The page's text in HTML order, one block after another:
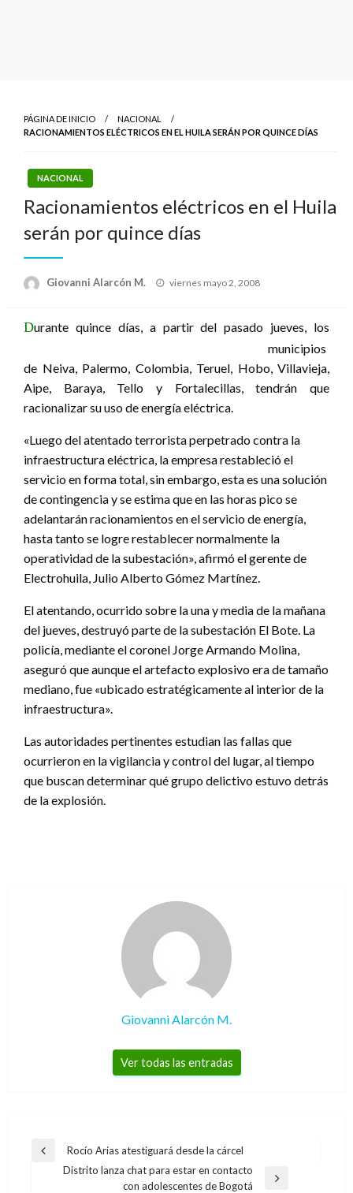
PÁGINA DE INICIO
NACIONAL
RACIONAMIENTOS ELÉCTRICOS EN EL HUILA SERÁN POR QUINCE DÍAS
NACIONAL
Racionamientos eléctricos en el Huila
serán por quince días
Giovanni Alarcón M.
Publicado
viernes mayo 2, 2008
Durante quince días, a partir del pasado jueves, los
municipios
de Neiva, Palermo, Colombia, Teruel, Hobo, Villavieja,
Aipe, Baraya, Tello y Fortalecillas, tendrán que
racionalizar su uso de energía eléctrica.
«Luego del atentado terrorista perpetrado contra la
infraestructura eléctrica, la empresa restableció el
servicio en forma total, sin embargo, esta es una solución
de contingencia y se estima que en las horas pico se
adelantarán racionamientos en el servicio de energía,
hasta tanto se logre restablecer normalmente la
operatividad de la subestación», afirmó el gerente de
Electrohuila, Julio Alberto Gómez Martínez.
El atentando, ocurrido sobre la una y media de la mañana
del jueves, destruyó parte de la subestación El Bote. La
policía, mediante el coronel Jorge Armando Molina,
aseguró que aunque el artefacto explosivo era de tamaño
mediano, fue «ubicado estratégicamente al interior de la
infraestructura».
Las autoridades pertinentes estudian las fallas que
ocurrieron en la vigilancia y control del lugar, al tiempo
que buscan determinar qué grupo delictivo estuvo detrás
de la explosión.
Giovanni Alarcón M.
Ver todas las entradas
Navegación
Entrada
anterior
Rocío Arias atestiguará desde la cárcel
Distrito lanza chat para estar en contacto
con adolescentes de Bogotá